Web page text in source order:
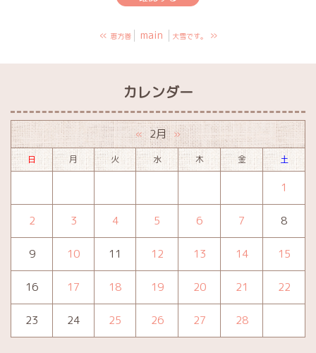
« 恵方巻 main 大雪です。 »
カレンダー
« 2月 »
日 月 火 水 木 金 土
1
2 3 4 5 6 7 8
9 10 11 12 13 14 15
16 17 18 19 20 21 22
23 24 25 26 27 28